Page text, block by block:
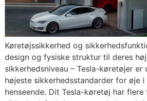
Køretøjssikkerhed og
design og fysiske struktur til deres
sikkerhedsniveau – Tesla-køretøjer er
højeste sikkerhedsstandarder for øje i
henseende. Dit Tesla-køretøj har